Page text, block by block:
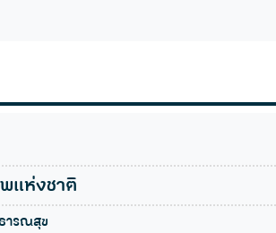
แห่งชาติ
ารณสุข